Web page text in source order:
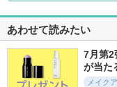
あわせて読みたい
7月第2
が当た
メイク